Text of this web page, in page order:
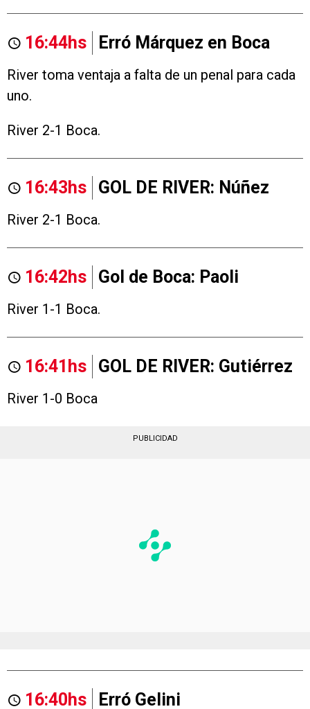
16:44hs Erró Márquez en Boca
River toma ventaja a falta de un penal para cada
uno.
River 2-1 Boca.
16:43hs GOL DE RIVER: Núñez
River 2-1 Boca.
16:42hs Gol de Boca: Paoli
River 1-1 Boca.
16:41hs GOL DE RIVER: Gutiérrez
River 1-0 Boca
PUBLICIDAD
16:40hs Erró Gelini